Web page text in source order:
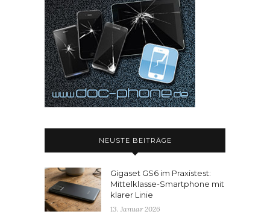
NEUSTE BEITRÄGE
Gigaset GS6 im Praxistest:
Mittelklasse-Smartphone mit
klarer Linie
13. Januar 2026